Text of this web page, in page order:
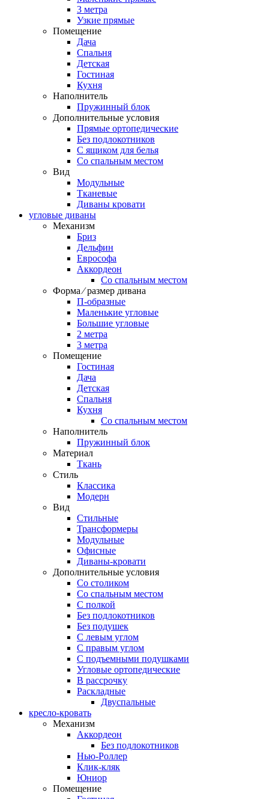
3 метра
Узкие прямые
Помещение
Дача
Спальня
Детская
Гостиная
Кухня
Наполнитель
Пружинный блок
Дополнительные условия
Прямые ортопедические
Без подлокотников
С ящиком для белья
Со спальным местом
Вид
Модульные
Тканевые
Диваны кровати
угловые диваны
Механизм
Бриз
Дельфин
Еврософа
Аккордеон
Со спальным местом
Форма ⁄ размер дивана
П-образные
Маленькие угловые
Большие угловые
2 метра
3 метра
Помещение
Гостиная
Дача
Детская
Спальня
Кухня
Со спальным местом
Наполнитель
Пружинный блок
Материал
Ткань
Стиль
Классика
Модерн
Вид
Стильные
Трансформеры
Модульные
Офисные
Диваны-кровати
Дополнительные условия
Со столиком
Со спальным местом
С полкой
Без подлокотников
Без подушек
C левым углом
C правым углом
С подъемными подушками
Угловые ортопедические
В рассрочку
Раскладные
Двуспальные
кресло-кровать
Механизм
Аккордеон
Без подлокотников
Нью-Роллер
Клик-кляк
Юниор
Помещение